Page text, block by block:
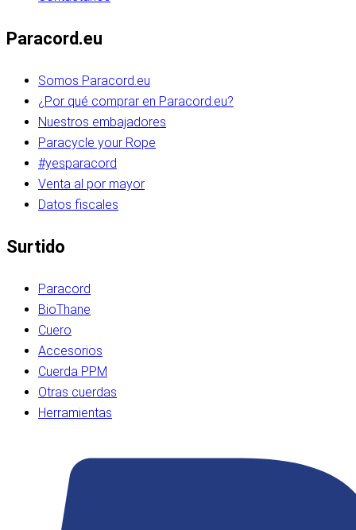
Paracord.eu
Somos Paracord.eu
¿Por qué comprar en Paracord.eu?
Nuestros embajadores
Paracycle your Rope
#yesparacord
Venta al por mayor
Datos fiscales
Surtido
Paracord
BioThane
Cuero
Accesorios
Cuerda PPM
Otras cuerdas
Herramientas